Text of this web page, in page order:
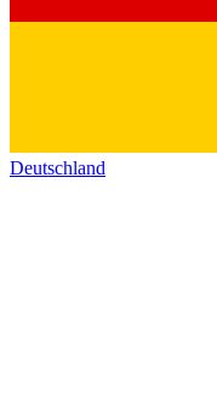
Deutschland